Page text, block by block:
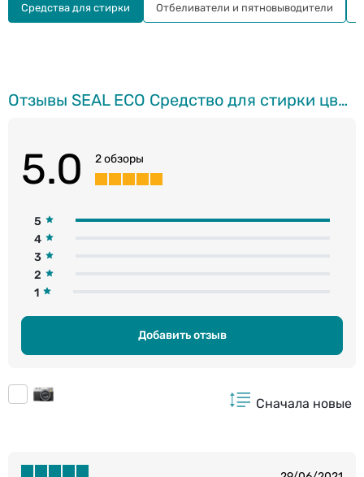
Отзывы SEAL ECO Cредство для стирки цветного белья, 2л
5.0 2 обзоры
5
4
3
2
1
Добавить отзыв
Сначала новые
Средства для стирки Отбеливатели и пятновыводители